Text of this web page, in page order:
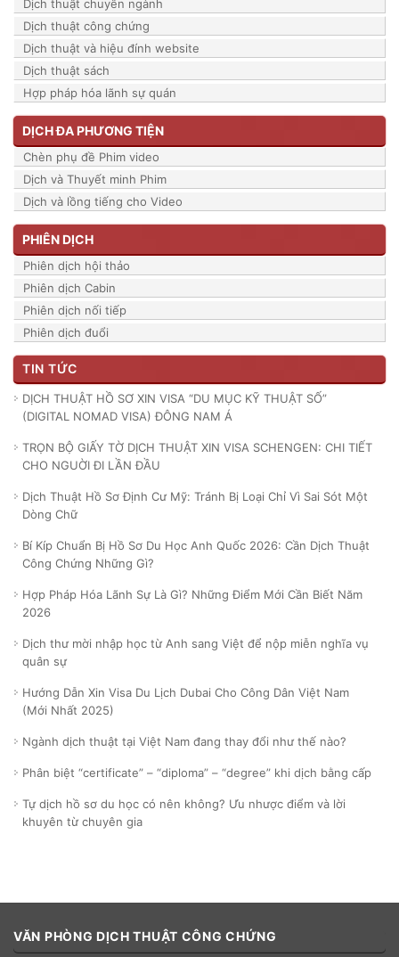
Dịch thuật chuyên ngành
Dịch thuật công chứng
Dịch thuật và hiệu đính website
Dịch thuật sách
Hợp pháp hóa lãnh sự quán
DỊCH ĐA PHƯƠNG TIỆN
Chèn phụ đề Phim video
Dịch và Thuyết minh Phim
Dịch và lồng tiếng cho Video
PHIÊN DỊCH
Phiên dịch hội thảo
Phiên dịch Cabin
Phiên dịch nối tiếp
Phiên dịch đuổi
TIN TỨC
DỊCH THUẬT HỒ SƠ XIN VISA “DU MỤC KỸ THUẬT SỐ”
(DIGITAL NOMAD VISA) ĐÔNG NAM Á
TRỌN BỘ GIẤY TỜ DỊCH THUẬT XIN VISA SCHENGEN: CHI TIẾT
CHO NGUỜI ĐI LẦN ĐẦU
Dịch Thuật Hồ Sơ Định Cư Mỹ: Tránh Bị Loại Chỉ Vì Sai Sót Một
Dòng Chữ
Bí Kíp Chuẩn Bị Hồ Sơ Du Học Anh Quốc 2026: Cần Dịch Thuật
Công Chứng Những Gì?
Hợp Pháp Hóa Lãnh Sự Là Gì? Những Điểm Mới Cần Biết Năm
2026
Dịch thư mời nhập học từ Anh sang Việt để nộp miễn nghĩa vụ
quân sự
Hướng Dẫn Xin Visa Du Lịch Dubai Cho Công Dân Việt Nam
(Mới Nhất 2025)
Ngành dịch thuật tại Việt Nam đang thay đổi như thế nào?
Phân biệt “certificate” – “diploma” – “degree” khi dịch bằng cấp
Tự dịch hồ sơ du học có nên không? Ưu nhược điểm và lời
khuyên từ chuyên gia
VĂN PHÒNG DỊCH THUẬT CÔNG CHỨNG